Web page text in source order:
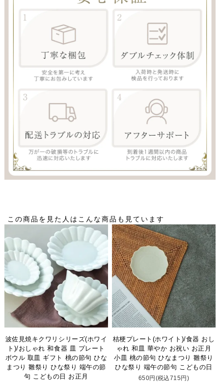
この商品を見た人はこんな商品も見ています
波佐見焼キクワリシリーズ(ホワイ
ト)/おしゃれ 和食器 皿 プレート
ボウル 取皿 ギフト 桃の節句 ひな
まつり 雛祭り ひな祭り 端午の節
句 こどもの日 お正月
桔梗プレート(ホワイト)/食器 おし
ゃれ 和皿 華やか お祝い お正月
小皿 桃の節句 ひなまつり 雛祭り
ひな祭り 端午の節句 こどもの日
650円(税込715円)